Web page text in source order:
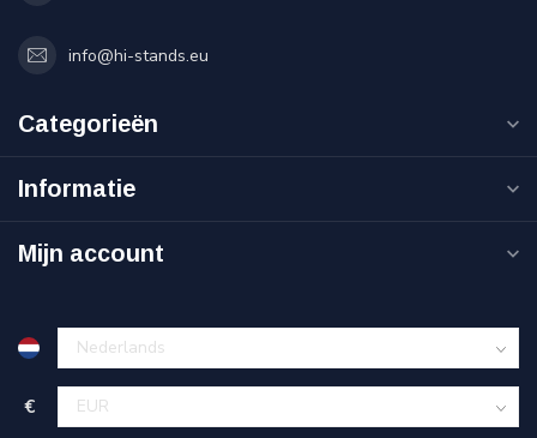
info@hi-stands.eu
Categorieën
Informatie
Mijn account
€